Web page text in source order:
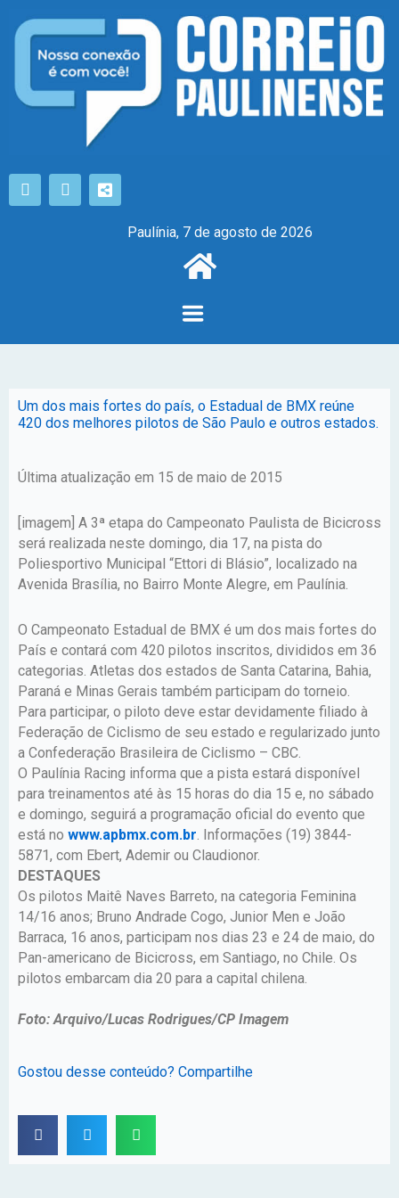
Paulínia, 7 de agosto de 2026
Um dos mais fortes do país, o Estadual de BMX reúne
420 dos melhores pilotos de São Paulo e outros estados.
Última atualização em 15 de maio de 2015
[imagem] A 3ª etapa do Campeonato Paulista de Bicicross
será realizada neste domingo, dia 17, na pista do
Poliesportivo Municipal “Ettori di Blásio”, localizado na
Avenida Brasília, no Bairro Monte Alegre, em Paulínia.
O Campeonato Estadual de BMX é um dos mais fortes do
País e contará com 420 pilotos inscritos, divididos em 36
categorias. Atletas dos estados de Santa Catarina, Bahia,
Paraná e Minas Gerais também participam do torneio.
Para participar, o piloto deve estar devidamente filiado à
Federação de Ciclismo de seu estado e regularizado junto
a Confederação Brasileira de Ciclismo – CBC.
O Paulínia Racing informa que a pista estará disponível
para treinamentos até às 15 horas do dia 15 e, no sábado
e domingo, seguirá a programação oficial do evento que
está no www.apbmx.com.br . Informações (19) 3844-
5871, com Ebert, Ademir ou Claudionor.
DESTAQUES
Os pilotos Maitê Naves Barreto, na categoria Feminina
14/16 anos; Bruno Andrade Cogo, Junior Men e João
Barraca, 16 anos, participam nos dias 23 e 24 de maio, do
Pan-americano de Bicicross, em Santiago, no Chile. Os
pilotos embarcam dia 20 para a capital chilena.
Foto: Arquivo/Lucas Rodrigues/CP Imagem
Gostou desse conteúdo? Compartilhe